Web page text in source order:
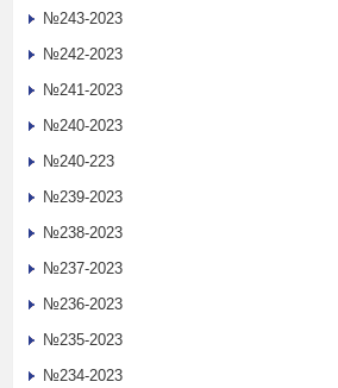
№243-2023
№242-2023
№241-2023
№240-2023
№240-223
№239-2023
№238-2023
№237-2023
№236-2023
№235-2023
№234-2023